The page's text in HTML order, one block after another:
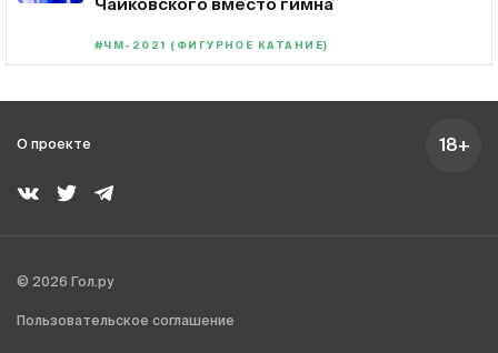
#ЧМ-2021 (ФИГУРНОЕ КАТАНИЕ)
О проекте 18+
© 2026 Гол.ру
Пользовательское соглашение